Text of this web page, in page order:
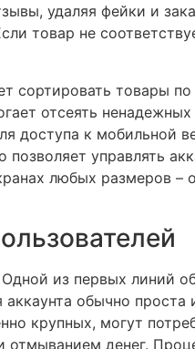
удаляя фейки и
товар не
сортировать товары по
отсеять ненадежных
доступа к мобильной
управлять
любых размеров –
из первых линий
обычно проста
крупных, могут
денег.